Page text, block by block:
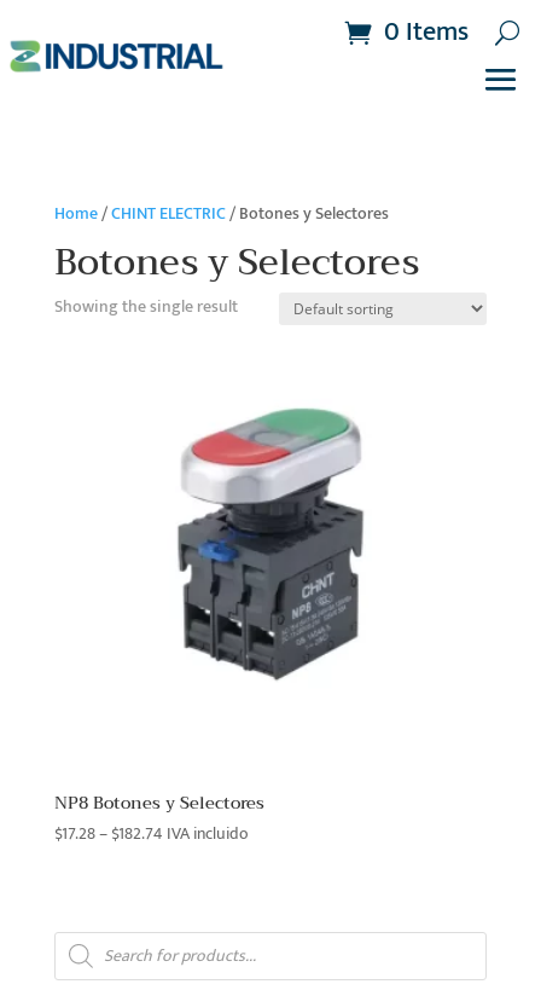
0 Items
Home/CHINT ELECTRIC/ Botones y Selectores
Botones y Selectores
Showing the single result
NP8 Botones y Selectores
$17.28–$182.74Price
$182.74
IVA incluido
Products
search